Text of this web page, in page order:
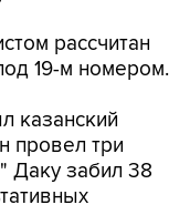
рассчитан
19-м номером.
казанский
провел три
Даку забил 38